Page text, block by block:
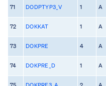
71 DODPTYP3_V 1 A
72 DOKKAT 1 A
73 DOKPRE 4 A
74 DOKPRE_D 1 A